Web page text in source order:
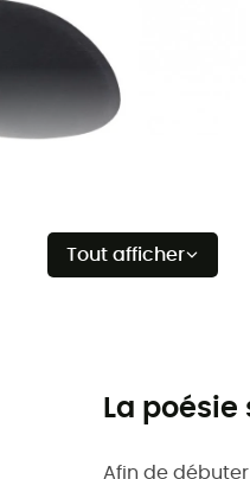
Tout afficher
La
Afin de débuter